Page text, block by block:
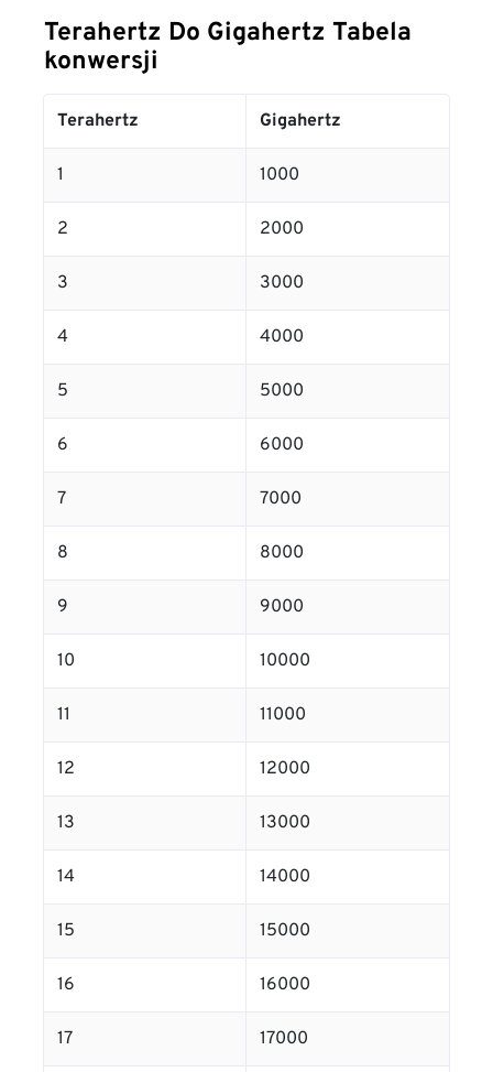
Terahertz Do Gigahertz Tabela
konwersji
Terahertz Gigahertz
1 1000
2 2000
3 3000
4 4000
5 5000
6 6000
7 7000
8 8000
9 9000
10 10000
11 11000
12 12000
13 13000
14 14000
15 15000
16 16000
17 17000